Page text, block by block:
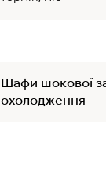
Шафи шокової
охолодження